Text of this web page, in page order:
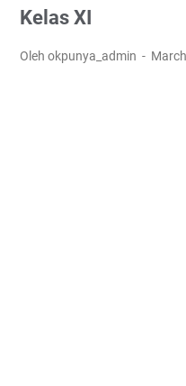
Kelas XI
Oleh okpunya_admin